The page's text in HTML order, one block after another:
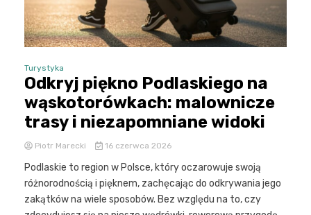
Turystyka
Odkryj piękno Podlaskiego na
wąskotorówkach: malownicze
trasy i niezapomniane widoki
Piotr Marecki 16 czerwca 2026
Podlaskie to region w Polsce, który oczarowuje swoją
różnorodnością i pięknem, zachęcając do odkrywania jego
zakątków na wiele sposobów. Bez względu na to, czy